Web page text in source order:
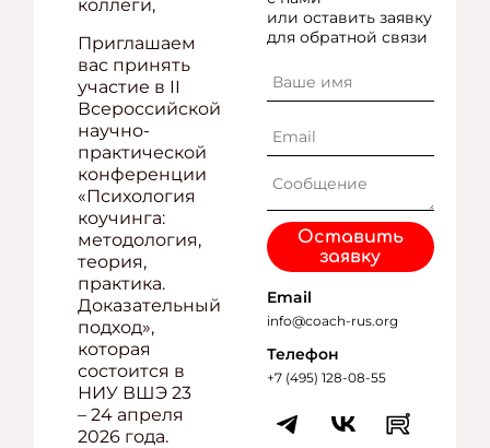
коллеги,
Приглашаем
вас принять
участие в II
Всероссийской
научно-
практической
конференции
«Психология
коучинга:
методология,
теория,
практика.
Доказательный
подход»,
которая
состоится в
НИУ ВШЭ 23
– 24 апреля
2026 года.
или оставить заявку
для обратной связи
Оставить
заявку
Email
info@coach-rus.org
Телефон
+7 (495) 128-08-55